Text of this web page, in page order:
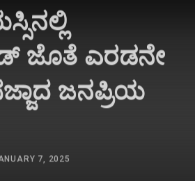
ಜೊತೆ ಎರಡನೇ
ಜನಪ್ರಿಯ